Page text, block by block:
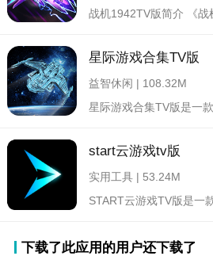
战机1942TV版简介 《战
星际游戏合集TV版
益智休闲 | 108.32M
start云游戏tv版
实用工具 | 53.24M
下载了此应用的用户还下载了